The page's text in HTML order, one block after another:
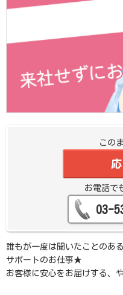
この
お電話で
03-
誰もが一度は聞いたことのあ
サポートのお仕事★
お客様に安心をお届けする、